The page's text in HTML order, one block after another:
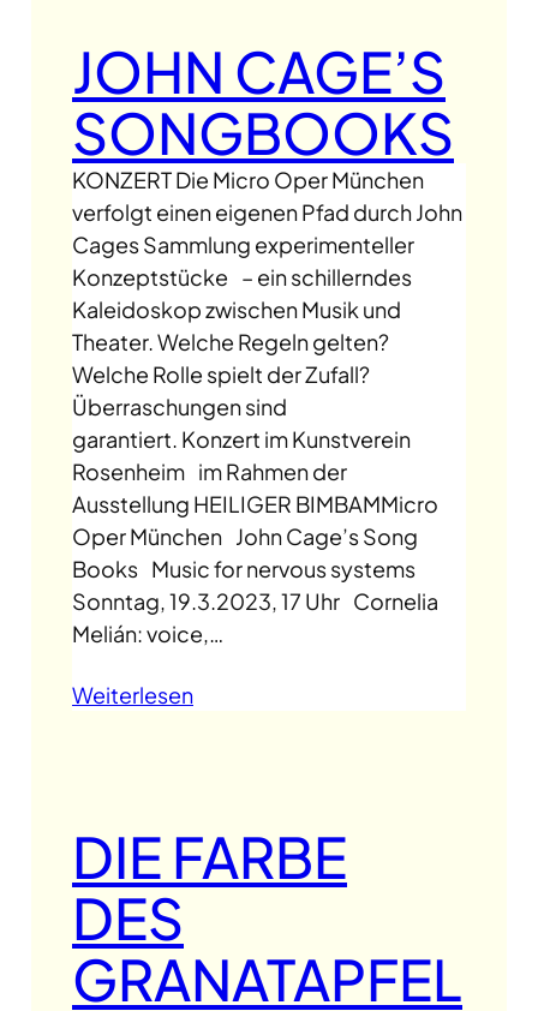
JOHN CAGE’S
SONGBOOKS
KONZERT Die Micro Oper München
verfolgt einen eigenen Pfad durch John
Cages Sammlung experimenteller
Konzeptstücke – ein schillerndes
Kaleidoskop zwischen Musik und
Theater. Welche Regeln gelten?
Welche Rolle spielt der Zufall?
Überraschungen sind
garantiert. Konzert im Kunstverein
Rosenheim im Rahmen der
Ausstellung HEILIGER BIMBAMMicro
Oper München John Cage’s Song
Books Music for nervous systems
Sonntag, 19.3.2023, 17 Uhr Cornelia
Melián: voice,…
Weiterlesen
DIE FARBE
DES
GRANATAPFEL